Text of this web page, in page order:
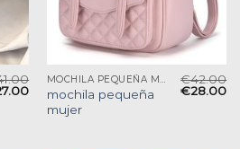
MOCHILA PEQUEÑA MUJER
mochila pequeña
mujer
€42.00
€28.00